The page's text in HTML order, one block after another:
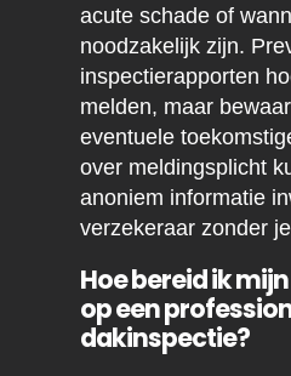
acute schade of
noodzakelijk zijn.
inspectierapporten
melden, maar
eventuele
over meldingsplicht
anoniem informatie
verzekeraar zonder
Hoe bereid ik
op een
dakinspectie?